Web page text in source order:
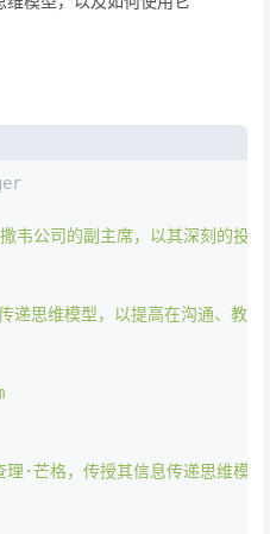
韦公司的副主席，以其深刻的投
递思维模型，以提高在沟通、教
理·芒格，传授其信息传递思维模